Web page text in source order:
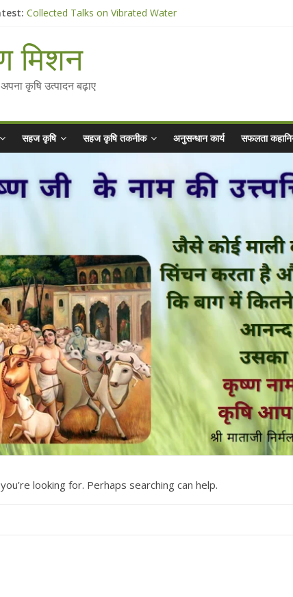
Collected Talks on Vibrated Water
चैतन्यित जल pdf
Standee Designs @ 2025 for Sahaj Krishi Promotions
Chalo Gaon Ki Or Abhiyaan - 2025-26
मिशन
कृषि उत्पादन बढ़ाए
सहज कृषि सहज कृषि तकनीक अनुसन्धान कार्य सफलता
looking for. Perhaps searching can help.